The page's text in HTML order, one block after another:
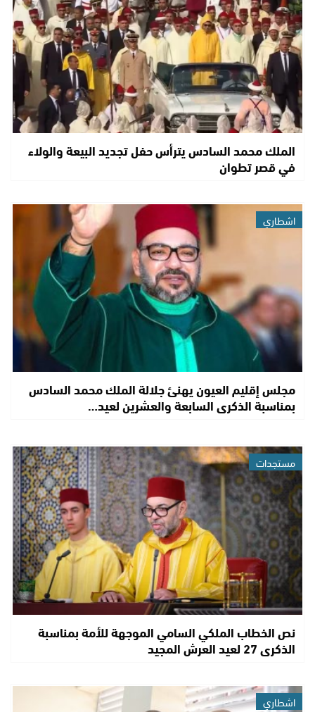
الملك محمد السادس يترأس حفل تجديد البيعة والولاء
في قصر تطوان
اشطاري
مجلس إقليم العيون يهنئ جلالة الملك محمد السادس
بمناسبة الذكرى السابعة والعشرين لعيد…
مستجدات
نص الخطاب الملكي السامي الموجهة للأمة بمناسبة
الذكرى 27 لعيد العرش المجيد
اشطاري